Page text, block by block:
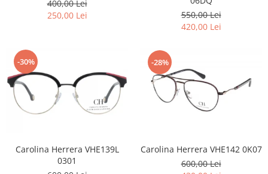
400,00 Lei
250,00 Lei
550,00 Lei
420,00 Lei
-30%
Carolina Herrera VHE139L
0301
-28%
Carolina Herrera VHE142 0K07
600,00 Lei